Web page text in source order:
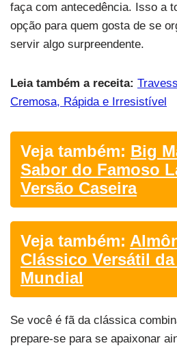
faça com antecedência. Isso a
opção para quem gosta de se
servir algo surpreendente.
Leia também a receita:
Cremosa, Rápida e Irresistível
Veja também: Big
Sabor do Famoso
Versão Caseira
Veja também:
Clássico Versátil
Mundial
Se você é fã da clássica
prepare-se para se apaixonar